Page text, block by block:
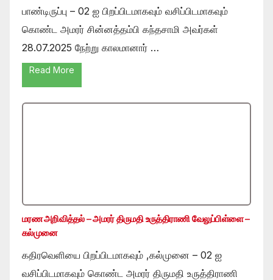
பாண்டிருப்பு – 02 ஐ பிறப்பிடமாகவும் வசிப்பிடமாகவும்
கொண்ட அமரர் சின்னத்தம்பி கந்தசாமி அவர்கள்
28.07.2025 நேற்று காலமானார் …
Read More
மரண அறிவித்தல் – அமரர் திருமதி உருத்திராணி வேலுப்பிள்ளை –
கல்முனை
கதிரவெளியை பிறப்பிடமாகவும் ,கல்முனை – 02 ஐ
வசிப்பிடமாகவும் கொண்ட அமரர் திருமதி உருத்திராணி